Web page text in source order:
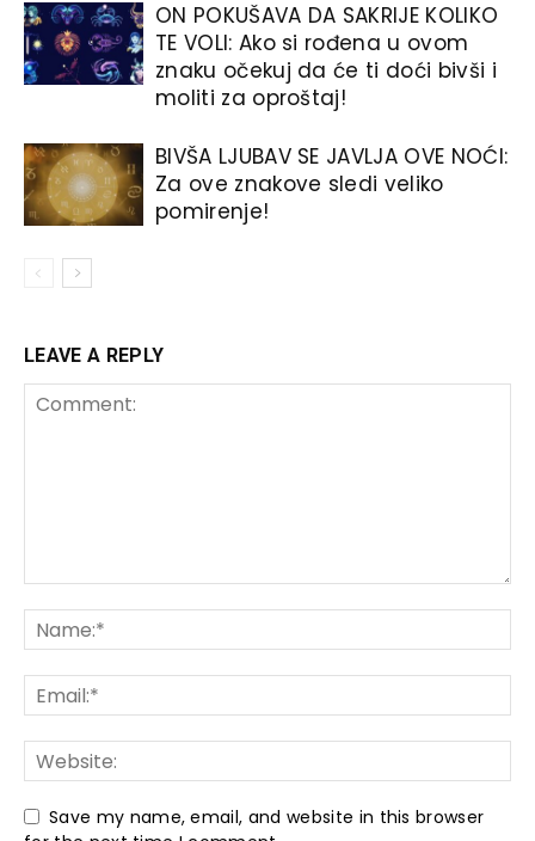
ON POKUŠAVA DA SAKRIJE KOLIKO
TE VOLI: Ako si rođena u ovom
znaku očekuj da će ti doći bivši i
moliti za oproštaj!
BIVŠA LJUBAV SE JAVLJA OVE NOĆI:
Za ove znakove sledi veliko
pomirenje!
LEAVE A REPLY
Save my name, email, and website in this browser